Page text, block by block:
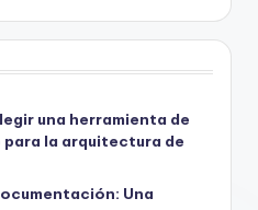
una herramienta de
la arquitectura de
Una